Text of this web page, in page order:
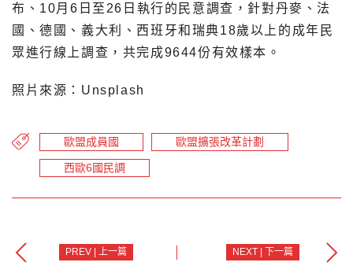
布、10月6日至26日執行的民意調查，針對丹麥、法
國、德國、義大利、西班牙和瑞典18歲以上的成年民
眾進行線上調查，共完成9644份有效樣本。
照片來源：Unsplash
歐盟成員國 歐盟擴張改革計劃
西歐6國民調
PREV | 上一篇 NEXT | 下一篇